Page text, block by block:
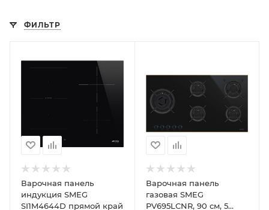
ФИЛЬТР
Варочная панель
индукция SMEG
SI1M4644D прямой край
Варочная панель
газовая SMEG
PV695LCNR, 90 см, 5